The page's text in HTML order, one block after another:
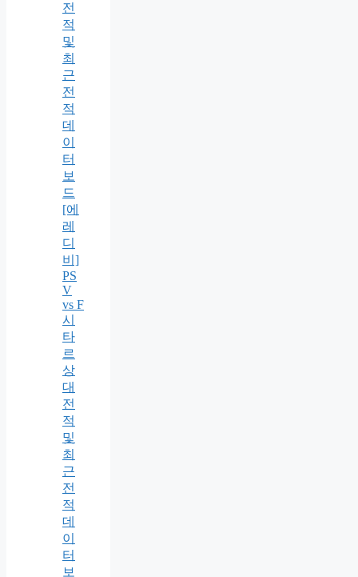
전
적
및
최
근
전
적
데
이
터
보
드
[에
레
디
비]
PS
V
vs F
시
타
르
상
대
전
적
및
최
근
전
적
데
이
터
보